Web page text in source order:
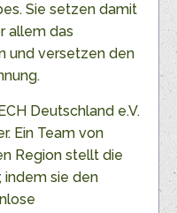
Sie setzen damit
allem das
und versetzen den
Deutschland e.V.
Ein Team von
Region stellt die
indem sie den